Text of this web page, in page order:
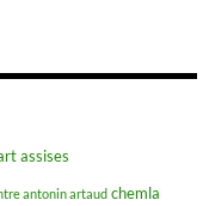
assises
antonin artaud chemla